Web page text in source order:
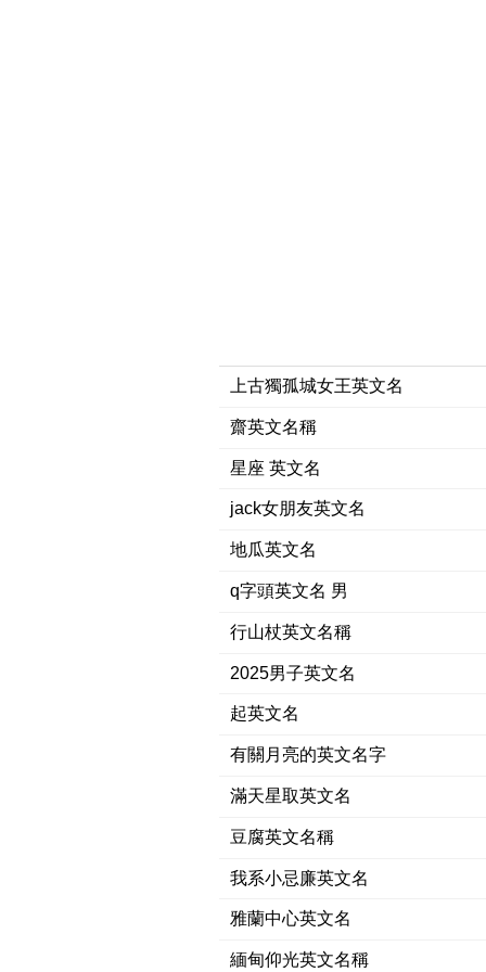
上古獨孤城女王英文名
齋英文名稱
星座 英文名
jack女朋友英文名
地瓜英文名
q字頭英文名 男
行山杖英文名稱
2025男子英文名
起英文名
有關月亮的英文名字
滿天星取英文名
豆腐英文名稱
我系小忌廉英文名
雅蘭中心英文名
緬甸仰光英文名稱